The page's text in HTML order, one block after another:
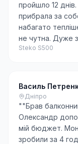
пройшло 12
прибрала за
набагато
не чутна. Дуже
Steko S500
Василь
Дніпро
""Брав
Олександр
мій бюджет.
зробили за 4